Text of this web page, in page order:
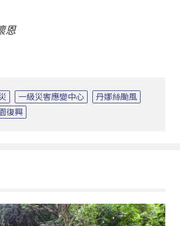
恩
一級災害應變中心
丹娜絲颱風
復興